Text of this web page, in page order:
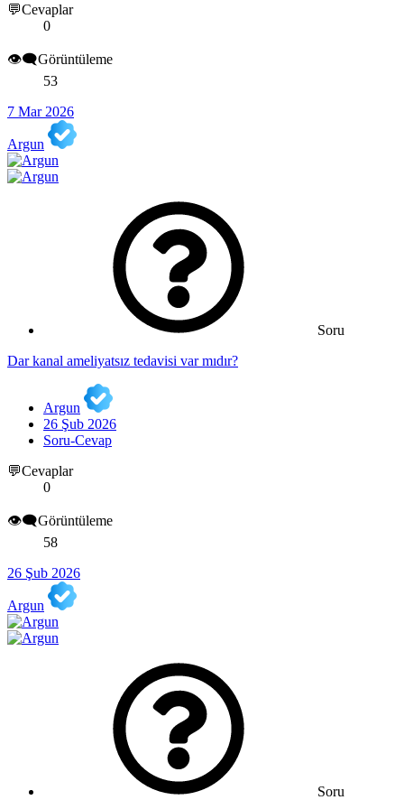
💬Cevaplar
0
👁️‍🗨️Görüntüleme
53
7 Mar 2026
Argun
Soru
Dar kanal ameliyatsız tedavisi var mıdır?
Argun
26 Şub 2026
Soru-Cevap
💬Cevaplar
0
👁️‍🗨️Görüntüleme
58
26 Şub 2026
Argun
Soru